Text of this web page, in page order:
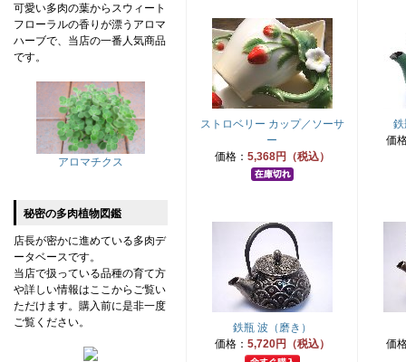
ストロベリー カップ／ソーサ
ー
価格： 5,368円（税込）
価
鉄瓶 波（磨き）
価格： 5,720円（税込） 価
可愛い多肉の葉からスウィート
フローラルの香りが漂うアロマ
ハーブで、当店の一番人気商品
です。
アロマチクス
秘密の多肉植物図鑑
店長が密かに進めている多肉デ
ータベースです。
当店で扱っている品種の育て方
や詳しい情報はここからご覧い
ただけます。購入前に是非一度
ご覧ください。